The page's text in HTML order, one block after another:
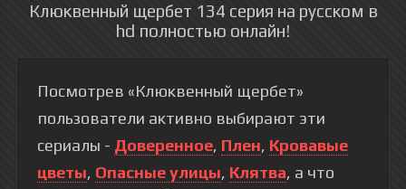
Клюквенный щербет 134 серия на русском в
hd полностью онлайн!
Посмотрев «Клюквенный щербет»
пользователи активно выбирают эти
сериалы - Доверенное, Плен, Кровавые
цветы, Опасные улицы, Клятва, а что